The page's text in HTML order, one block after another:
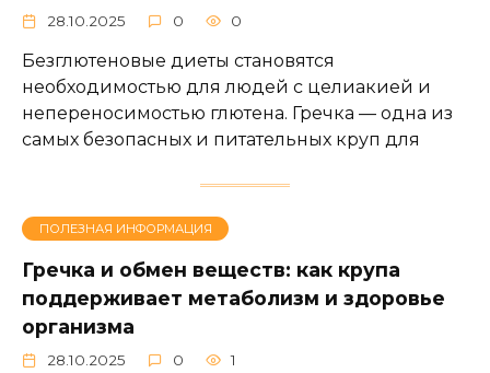
28.10.2025 0 0
Безглютеновые диеты становятся
необходимостью для людей с целиакией и
непереносимостью глютена. Гречка — одна из
самых безопасных и питательных круп для
ПОЛЕЗНАЯ ИНФОРМАЦИЯ
Гречка и обмен веществ: как крупа
поддерживает метаболизм и здоровье
организма
28.10.2025 0 1